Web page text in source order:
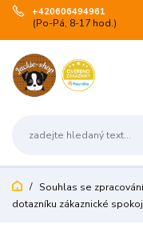
+420606494961
(Po-Pá, 8-17 hod.)
Souhlas se
dotazníku zákaznické